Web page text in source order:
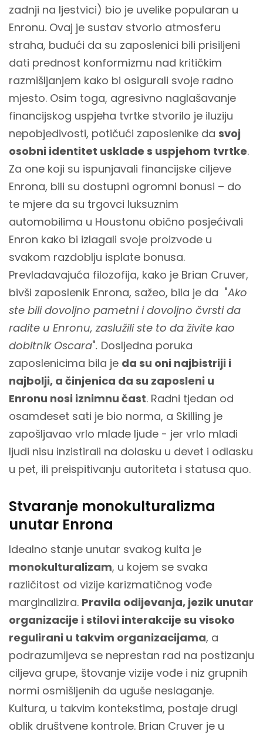
zadnji na ljestvici) bio je uvelike popularan u
Enronu. Ovaj je sustav stvorio atmosferu
straha, budući da su zaposlenici bili prisiljeni
dati prednost konformizmu nad kritičkim
razmišljanjem kako bi osigurali svoje radno
mjesto. Osim toga, agresivno naglašavanje
financijskog uspjeha tvrtke stvorilo je iluziju
nepobjedivosti, potičući zaposlenike da svoj
osobni identitet usklade s uspjehom tvrtke.
Za one koji su ispunjavali financijske ciljeve
Enrona, bili su dostupni ogromni bonusi – do
te mjere da su trgovci luksuznim
automobilima u Houstonu obično posjećivali
Enron kako bi izlagali svoje proizvode u
svakom razdoblju isplate bonusa.
Prevladavajuća filozofija, kako je Brian Cruver,
bivši zaposlenik Enrona, sažeo, bila je da "Ako
ste bili dovoljno pametni i dovoljno čvrsti da
radite u Enronu, zaslužili ste to da živite kao
dobitnik Oscara". Dosljedna poruka
zaposlenicima bila je da su oni najbistriji i
najbolji, a činjenica da su zaposleni u
Enronu nosi iznimnu čast. Radni tjedan od
osamdeset sati je bio norma, a Skilling je
zapošljavao vrlo mlade ljude - jer vrlo mladi
ljudi nisu inzistirali na dolasku u devet i odlasku
u pet, ili preispitivanju autoriteta i statusa quo.
Stvaranje monokulturalizma
unutar Enrona
Idealno stanje unutar svakog kulta je
monokulturalizam, u kojem se svaka
različitost od vizije karizmatičnog vođe
marginalizira. Pravila odijevanja, jezik unutar
organizacije i stilovi interakcije su visoko
regulirani u takvim organizacijama, a
podrazumijeva se neprestan rad na postizanju
ciljeva grupe, štovanje vizije vođe i niz grupnih
normi osmišljenih da uguše neslaganje.
Kultura, u takvim kontekstima, postaje drugi
oblik društvene kontrole. Brian Cruver je u